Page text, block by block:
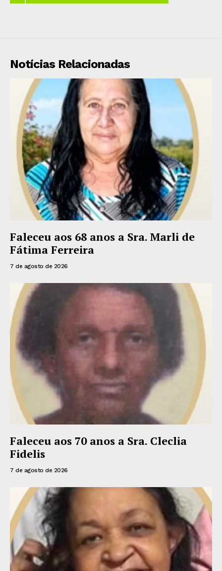
Notícias Relacionadas
Faleceu aos 68 anos a Sra. Marli de
Fátima Ferreira
7 de agosto de 2026
Faleceu aos 70 anos a Sra. Cleclia
Fidelis
7 de agosto de 2026